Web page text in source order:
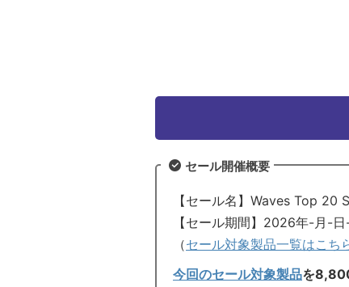
セール開催概要
【セール名】Waves Top 20
【セール期間】2026年-月-
（セール対象製品一覧はこち
今回のセール対象製品を